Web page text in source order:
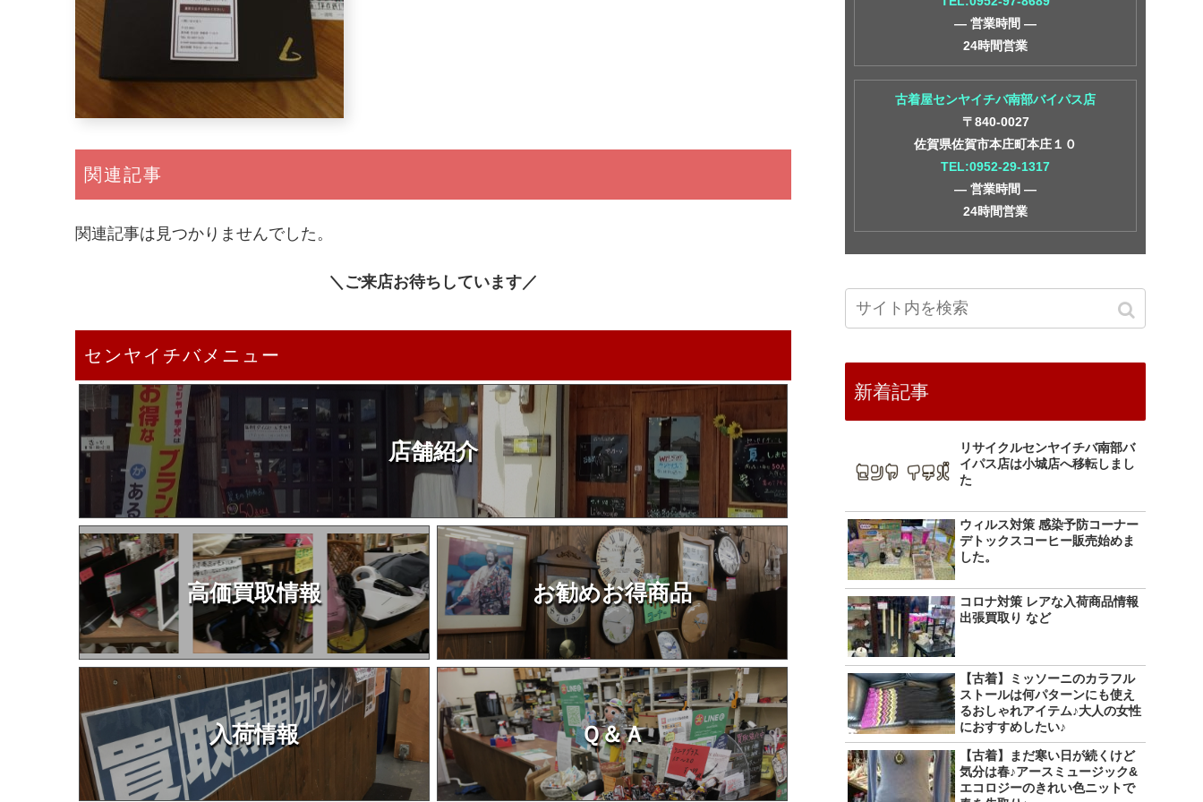
関連記事
関連記事は見つかりませんでした。
＼ご来店お待ちしています／
センヤイチバメニュー
店舗紹介
高価買取情報 お勧めお得商品
入荷情報 Ｑ＆Ａ
― 営業時間 ―
24時間営業
古着屋センヤイチバ南部バイパス店
〒840-0027
佐賀県佐賀市本庄町本庄１０
TEL:0952-29-1317
― 営業時間 ―
24時間営業
新着記事
リサイクルセンヤイチバ南部バ
イパス店は小城店へ移転しまし
た
ウィルス対策 感染予防コーナー
デトックスコーヒー販売始めま
した。
コロナ対策 レアな入荷商品情報
出張買取り など
【古着】ミッソーニのカラフル
ストールは何パターンにも使え
るおしゃれアイテム♪大人の女性
におすすめしたい♪
【古着】まだ寒い日が続くけど
気分は春♪アースミュージック&
エコロジーのきれい色ニットで